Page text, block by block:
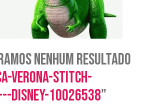
nenhum resultado
verona-stitch-
disney-10026538"